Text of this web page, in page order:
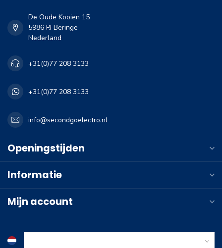
De Oude Kooien 15
5986 PJ Beringe
Nederland
+31(0)77 208 3133
+31(0)77 208 3133
info@secondgoelectro.nl
Openingstijden
Informatie
Mijn account